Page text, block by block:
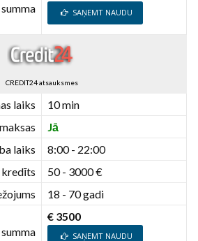
SAŅEMT NAUDU
CREDIT24 atsauksmes
laiks
10 min
Jā
laiks
8:00 - 22:00
kredīts
50 - 3000 €
18 - 70 gadi
€ 3500
SAŅEMT NAUDU